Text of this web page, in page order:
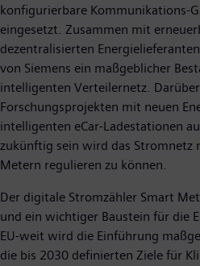
konfigurierbare Kommunikations-
eingesetzt. Zusammen mit
dezentralisierten
von Siemens ein maßgeblicher
intelligenten Verteilernetz.
Forschungsprojekten mit neuen
intelligenten eCar-Ladestationen
zukünftig sein wird das Stromnetz
Metern regulieren zu können.
Der digitale Stromzähler Smart
und ein wichtiger Baustein für die
EU-weit wird die Einführung
die bis 2030 definierten Ziele für